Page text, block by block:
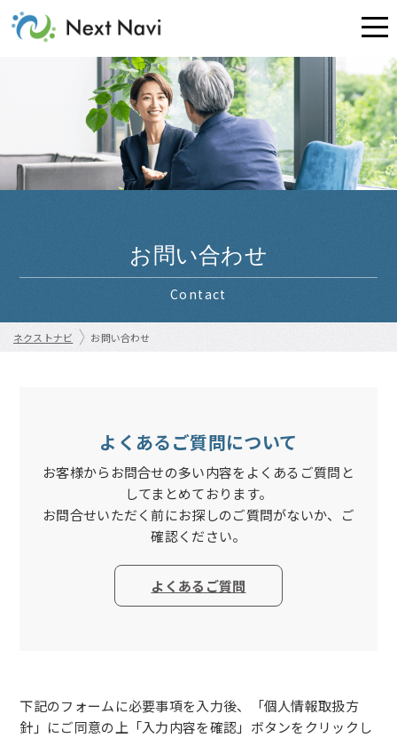
お問い合わせ
Contact
ネクストナビ お問い合わせ
よくあるご質問について
お客様からお問合せの多い内容をよくあるご質問と
してまとめております。
お問合せいただく前にお探しのご質問がないか、ご
確認ください。
よくあるご質問
下記のフォームに必要事項を入力後、「個人情報取扱方
針」にご同意の上「入力内容を確認」ボタンをクリックし